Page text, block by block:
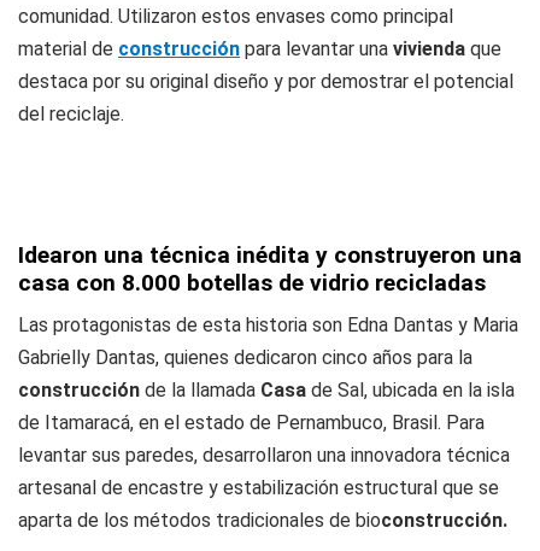
comunidad. Utilizaron estos envases como principal
material de construcción para levantar una vivienda que
destaca por su original diseño y por demostrar el potencial
del reciclaje.
Idearon una técnica inédita y construyeron una
casa con 8.000 botellas de vidrio recicladas
Las protagonistas de esta historia son Edna Dantas y Maria
Gabrielly Dantas, quienes dedicaron cinco años para la
construcción de la llamada Casa de Sal, ubicada en la isla
de Itamaracá, en el estado de Pernambuco, Brasil. Para
levantar sus paredes, desarrollaron una innovadora técnica
artesanal de encastre y estabilización estructural que se
aparta de los métodos tradicionales de bioconstrucción.